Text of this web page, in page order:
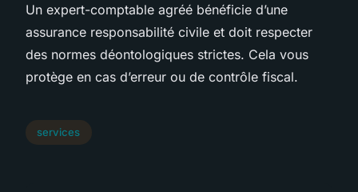
Un expert-comptable agréé bénéficie d’une
assurance responsabilité civile et doit respecter
des normes déontologiques strictes. Cela vous
protège en cas d’erreur ou de contrôle fiscal.
services